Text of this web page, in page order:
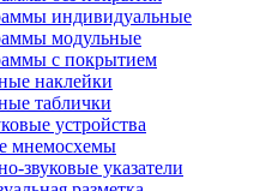
индивидуальные
модульные
с покрытием
наклейки
таблички
устройства
мнемосхемы
звуковые указатели